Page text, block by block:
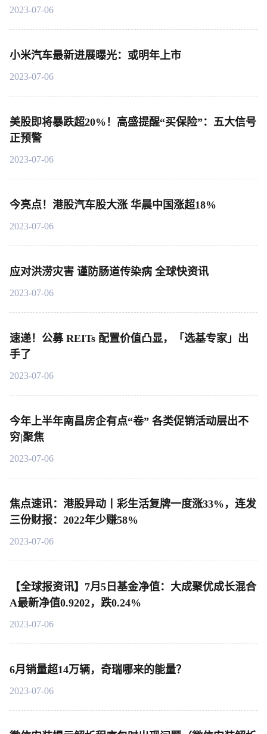
2023-07-06
小米汽车最新进展曝光：或明年上市
2023-07-06
美股即将暴跌超20%！高盛提醒“买保险”：五大信号
正预警
2023-07-06
今亮点！港股汽车股大涨 华晨中国涨超18%
2023-07-06
应对洪涝灾害 谨防肠道传染病 全球快资讯
2023-07-06
速递！公募 REITs 配置价值凸显，「选基专家」出
手了
2023-07-06
今年上半年南昌房企有点“卷” 各类促销活动层出不
穷|聚焦
2023-07-06
焦点速讯：港股异动丨彩生活复牌一度涨33%，连发
三份财报：2022年少赚58%
2023-07-06
【全球报资讯】7月5日基金净值：大成聚优成长混合
A最新净值0.9202，跌0.24%
2023-07-06
6月销量超14万辆，奇瑞哪来的能量？
2023-07-06